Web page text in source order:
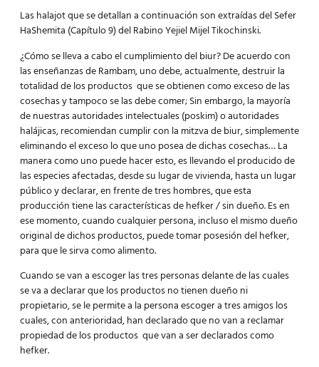
Las halajot que se detallan a continuación son extraídas del Sefer
HaShemita (Capítulo 9) del Rabino Yejiel Mijel Tikochinski.
¿Cómo se lleva a cabo el cumplimiento del biur? De acuerdo con
las enseñanzas de Rambam, uno debe, actualmente, destruir la
totalidad de los productos que se obtienen como exceso de las
cosechas y tampoco se las debe comer; Sin embargo, la mayoría
de nuestras autoridades intelectuales (poskim) o autoridades
halájicas, recomiendan cumplir con la mitzva de biur, simplemente
eliminando el exceso lo que uno posea de dichas cosechas… La
manera como uno puede hacer esto, es llevando el producido de
las especies afectadas, desde su lugar de vivienda, hasta un lugar
público y declarar, en frente de tres hombres, que esta
producción tiene las características de hefker / sin dueño. Es en
ese momento, cuando cualquier persona, incluso el mismo dueño
original de dichos productos, puede tomar posesión del hefker,
para que le sirva como alimento.
Cuando se van a escoger las tres personas delante de las cuales
se va a declarar que los productos no tienen dueño ni
propietario, se le permite a la persona escoger a tres amigos los
cuales, con anterioridad, han declarado que no van a reclamar
propiedad de los productos que van a ser declarados como
hefker.